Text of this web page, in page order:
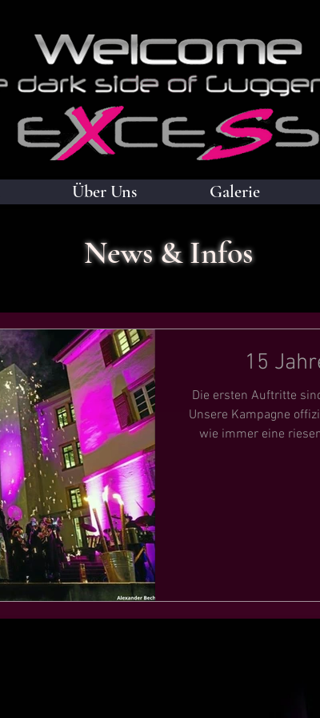
Über Uns Galerie
News & Infos
15
Die ersten Auftritte
Unsere Kampagne
wie immer eine
langer